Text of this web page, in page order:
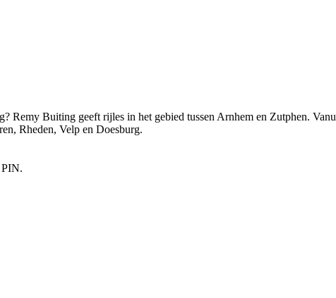
Remy Buiting geeft rijles in het gebied tussen Arnhem en Zutphen.
Rheden, Velp en Doesburg.